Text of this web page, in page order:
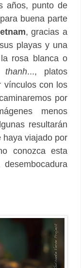
años, punto de
buena parte
, gracias a
playas y una
rosa blanca o
thanh..., platos
vínculos con los
por
menos
resultarán
haya viajado por
conozca esta